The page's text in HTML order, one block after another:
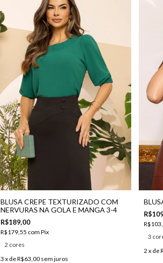
BLUSA CREPE TEXTURIZADO COM
NERVURAS NA GOLA E MANGA 3-4
R$189,00
R$179,55 com Pix
2 cores
3 x deR$63,00 sem juros
3
2 x de